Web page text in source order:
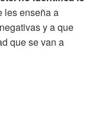
les enseña a
y a que
que se van a